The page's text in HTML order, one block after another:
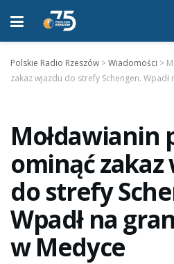
Polskie Radio Rzeszów >Wiadomości >
zakaz wjazdu do strefy Schengen. Wpadł
Mołdawianin
ominąć zakaz
do strefy
Wpadł na
w Medyce